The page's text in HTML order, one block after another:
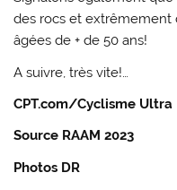
des rocs et extrêmement
âgées de + de 50 ans!
A suivre, très vite!…
CPT.com/Cyclisme Ultra
Source RAAM 2023
Photos DR